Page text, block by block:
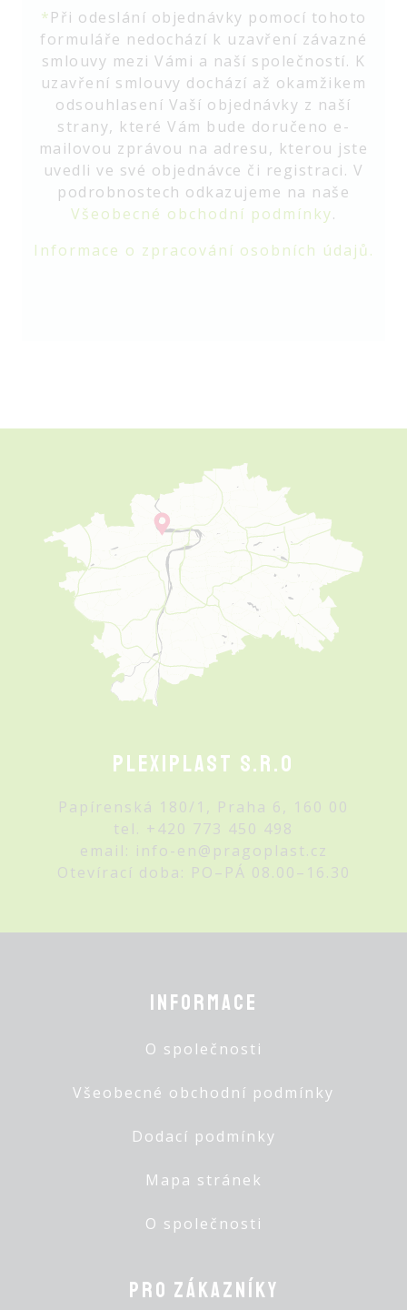
*Při odeslání objednávky pomocí tohoto
formuláře nedochází k uzavření závazné
smlouvy mezi Vámi a naší společností. K
uzavření smlouvy dochází až okamžikem
odsouhlasení Vaší objednávky z naší
strany, které Vám bude doručeno e-
mailovou zprávou na adresu, kterou jste
uvedli ve své objednávce či registraci. V
podrobnostech odkazujeme na naše
Všeobecné obchodní podmínky.
Informace o zpracování osobních údajů.
Plexiplast s.r.o
Papírenská 180/1, Praha 6, 160 00
tel. +420 773 450 498
email: info-en@pragoplast.cz
Otevírací doba: PO–PÁ 08.00–16.30
Informace
O společnosti
Všeobecné obchodní podmínky
Dodací podmínky
Mapa stránek
O společnosti
Pro zákazníky